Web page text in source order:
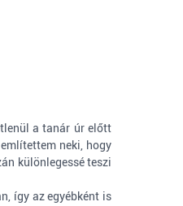
a tanár úr előtt
neki, hogy
különlegessé teszi
így az egyébként is